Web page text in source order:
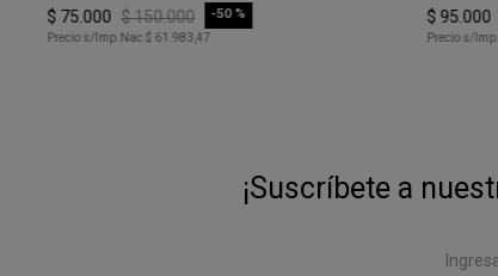
XS
$ 75 000 $150.000 -50 %
Precio s/Imp.Nac $ 61.983,47
XS
$ 95 000
Precio s/
¡Suscríbete a